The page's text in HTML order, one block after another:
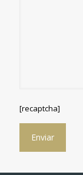
[recaptcha]